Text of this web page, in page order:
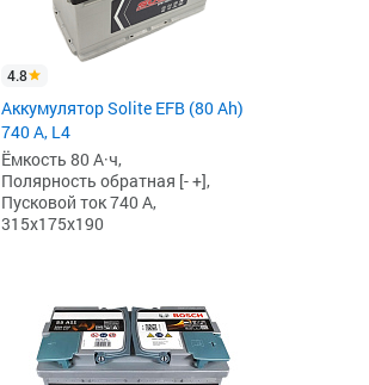
4.8
Аккумулятор Solite EFB (80 Ah)
740 А, L4
Ёмкость 80 А·ч,
Полярность обратная [- +],
Пусковой ток 740 А,
315x175x190